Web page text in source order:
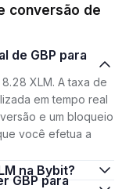
conversão de
XLM. A taxa de
em tempo real
e um bloqueio
você efetua a
na Bybit?